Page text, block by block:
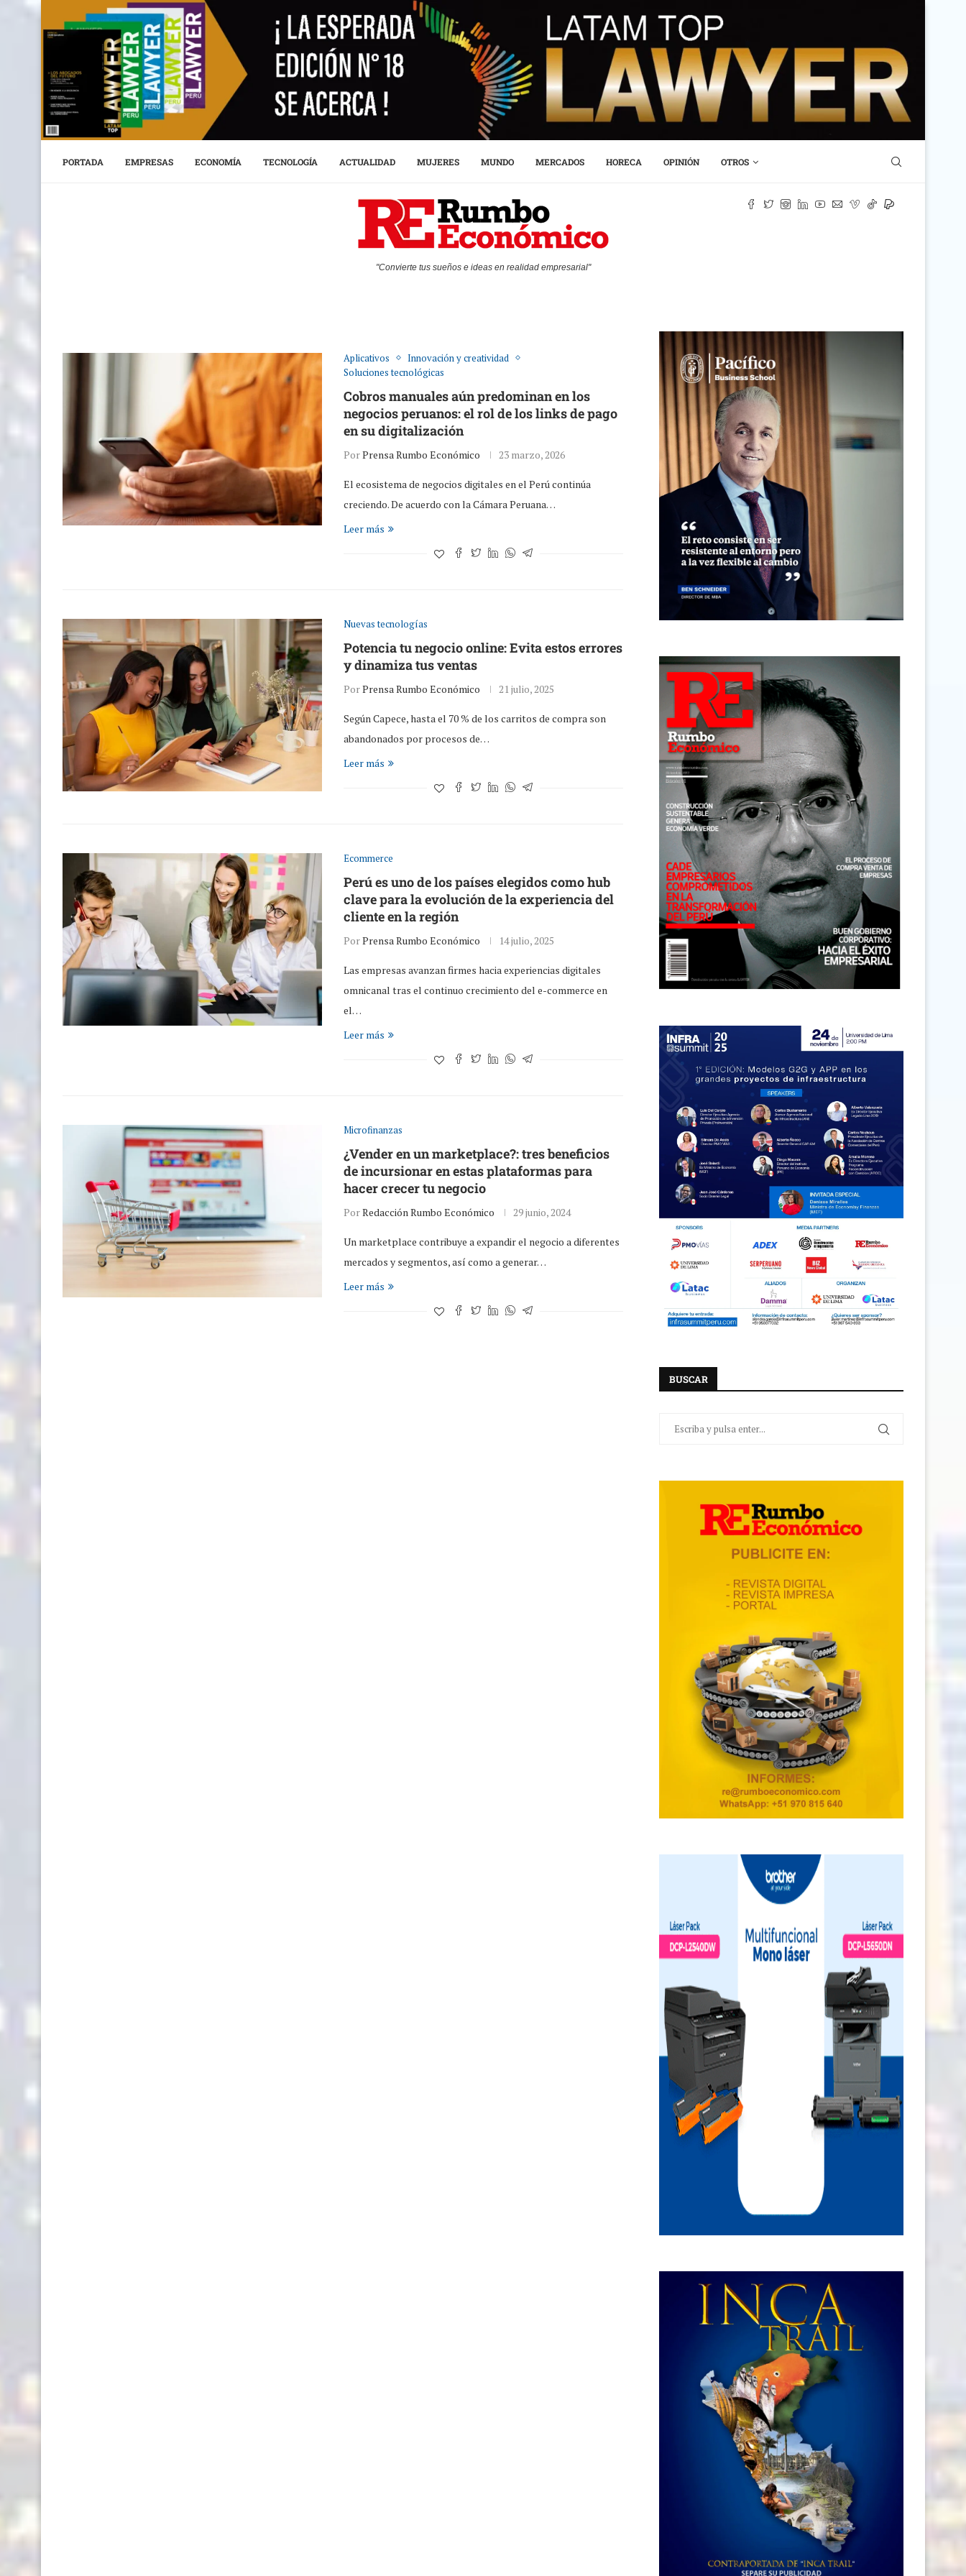
PORTADA EMPRESAS ECONOMÍA TECNOLOGÍA ACTUALIDAD MUJERES MUNDO MERCADOS HORECA OPINIÓN OTROS
"Convierte tus sueños e ideas en realidad empresarial"
Aplicativos
Innovación y creatividad
Soluciones tecnológicas
Cobros manuales aún predominan en los
negocios peruanos: el rol de los links de pago
en su digitalización
PorPrensa Rumbo Económico 23 marzo, 2026
El ecosistema de negocios digitales en el Perú continúa
creciendo. De acuerdo con la Cámara Peruana…
Leer más
Nuevas tecnologías
Potencia tu negocio online: Evita estos errores
y dinamiza tus ventas
PorPrensa Rumbo Económico 21 julio, 2025
Según Capece, hasta el 70 % de los carritos de compra son
abandonados por procesos de…
Leer más
Ecommerce
Perú es uno de los países elegidos como hub
clave para la evolución de la experiencia del
cliente en la región
PorPrensa Rumbo Económico 14 julio, 2025
Las empresas avanzan firmes hacia experiencias digitales
omnicanal tras el continuo crecimiento del e-commerce en
el…
Leer más
Microfinanzas
¿Vender en un marketplace?: tres beneficios
de incursionar en estas plataformas para
hacer crecer tu negocio
PorRedacción Rumbo Económico 29 junio, 2024
Un marketplace contribuye a expandir el negocio a diferentes
mercados y segmentos, así como a generar…
Leer más
BUSCAR